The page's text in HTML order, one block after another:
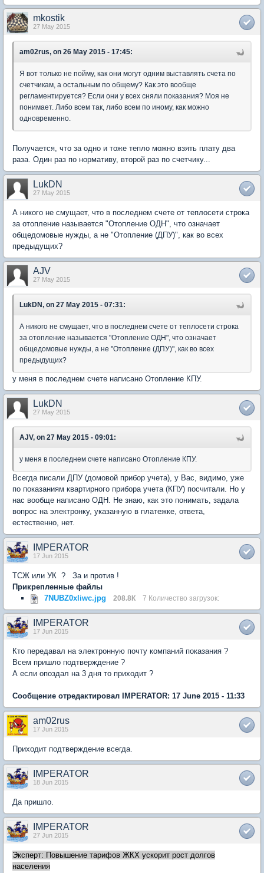
mkostik
27 May 2015
am02rus, on 26 May 2015 - 17:45:
Я вот только не пойму, как они могут одним выставлять счета по
счетчикам, а остальным по общему? Как это вообще
регламентируется? Если они у всех сняли показания? Моя не
понимает. Либо всем так, либо всем по иному, как можно
одновременно.
Получается, что за одно и тоже тепло можно взять плату два
раза. Один раз по нормативу, второй раз по счетчику...
LukDN
27 May 2015
А никого не смущает, что в последнем счете от теплосети строка
за отопление называется "Отопление ОДН", что означает
общедомовые нужды, а не "Отопление (ДПУ)", как во всех
предыдущих?
AJV
27 May 2015
LukDN, on 27 May 2015 - 07:31:
А никого не смущает, что в последнем счете от теплосети строка
за отопление называется "Отопление ОДН", что означает
общедомовые нужды, а не "Отопление (ДПУ)", как во всех
предыдущих?
у меня в последнем счете написано Отопление КПУ.
LukDN
27 May 2015
AJV, on 27 May 2015 - 09:01:
у меня в последнем счете написано Отопление КПУ.
Всегда писали ДПУ (домовой прибор учета), у Вас, видимо, уже
по показаниям квартирного прибора учета (КПУ) посчитали. Но у
нас вообще написано ОДН. Не знаю, как это понимать, задала
вопрос на электронку, указанную в платежке, ответа,
естественно, нет.
IMPERATOR
17 Jun 2015
ТСЖ или УК ? За и против !
Прикрепленные файлы
7NUBZ0xliwc.jpg
208.8К 7 Количество загрузок:
IMPERATOR
17 Jun 2015
Кто передавал на электронную почту компаний показания ?
Всем пришло подтверждение ?
А если опоздал на 3 дня то приходит ?
Сообщение отредактировал IMPERATOR: 17 June 2015 - 11:33
am02rus
17 Jun 2015
Приходит подтверждение всегда.
IMPERATOR
18 Jun 2015
Да пришло.
IMPERATOR
27 Jun 2015
Эксперт: Повышение тарифов ЖКХ ускорит рост долгов
населения